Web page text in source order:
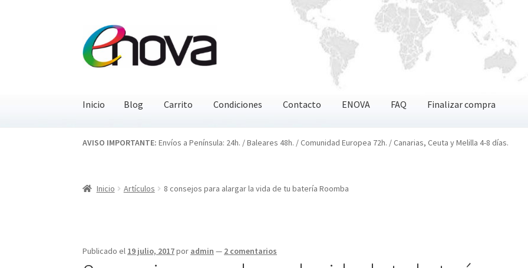
a
la
al
contenido
Inicio Blog Carrito Condiciones Contacto ENOVA FAQ Finalizar compra
Inicio BlogCarrito CondicionesContacto ENOVA FAQ Finalizar compra
AVISO IMPORTANTE: Envíos a Península: 24h. / Baleares 48h. / Comunidad Europea 72h. / Canarias, Ceuta y Melilla 4-8 días.
Inicio Artículos 8 consejos para alargar la vida de tu batería Roomba
Publicado el 19 julio, 2017por admin — 2 comentarios